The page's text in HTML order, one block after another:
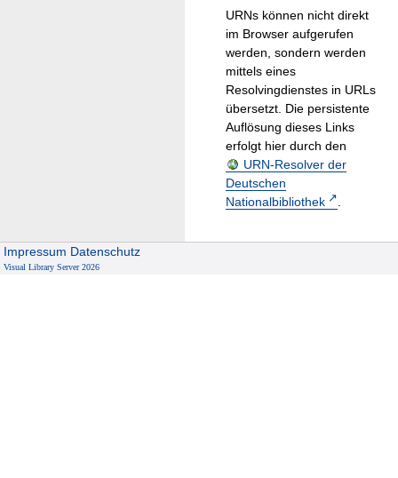
URNs können nicht direkt
im Browser aufgerufen
werden, sondern werden
mittels eines
Resolvingdienstes in URLs
übersetzt. Die persistente
Auflösung dieses Links
erfolgt hier durch den
URN-Resolver der
Deutschen
Nationalbibliothek
.
Impressum Datenschutz
Visual Library Server 2026